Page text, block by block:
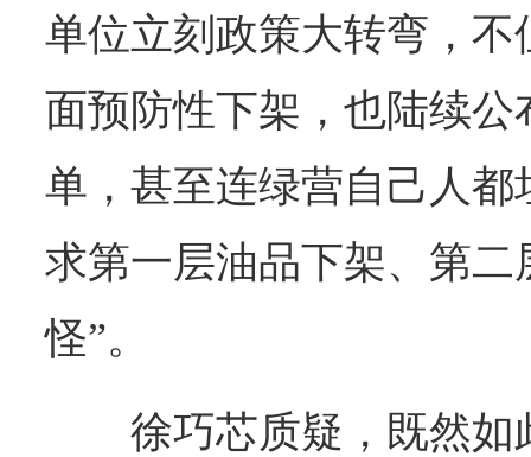
单位立刻政策大转弯，
面预防性下架，也陆续
单，甚至连绿营自己人
求第一层油品下架、第二
怪”。
徐巧芯质疑，既然